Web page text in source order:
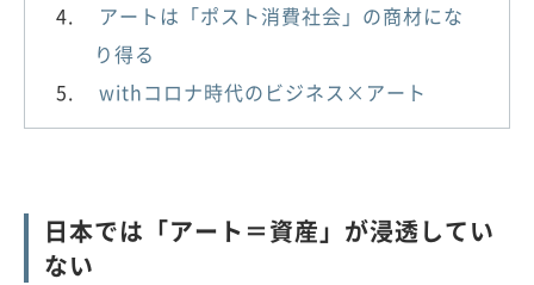
アートは「ポスト消費社会」の商材にな
り得る
withコロナ時代のビジネス×アート
日本では「アート＝資産」が浸透してい
ない